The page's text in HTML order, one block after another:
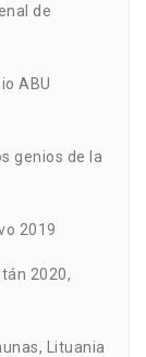
de
ABU
genios de la
2019
2020,
Lituania